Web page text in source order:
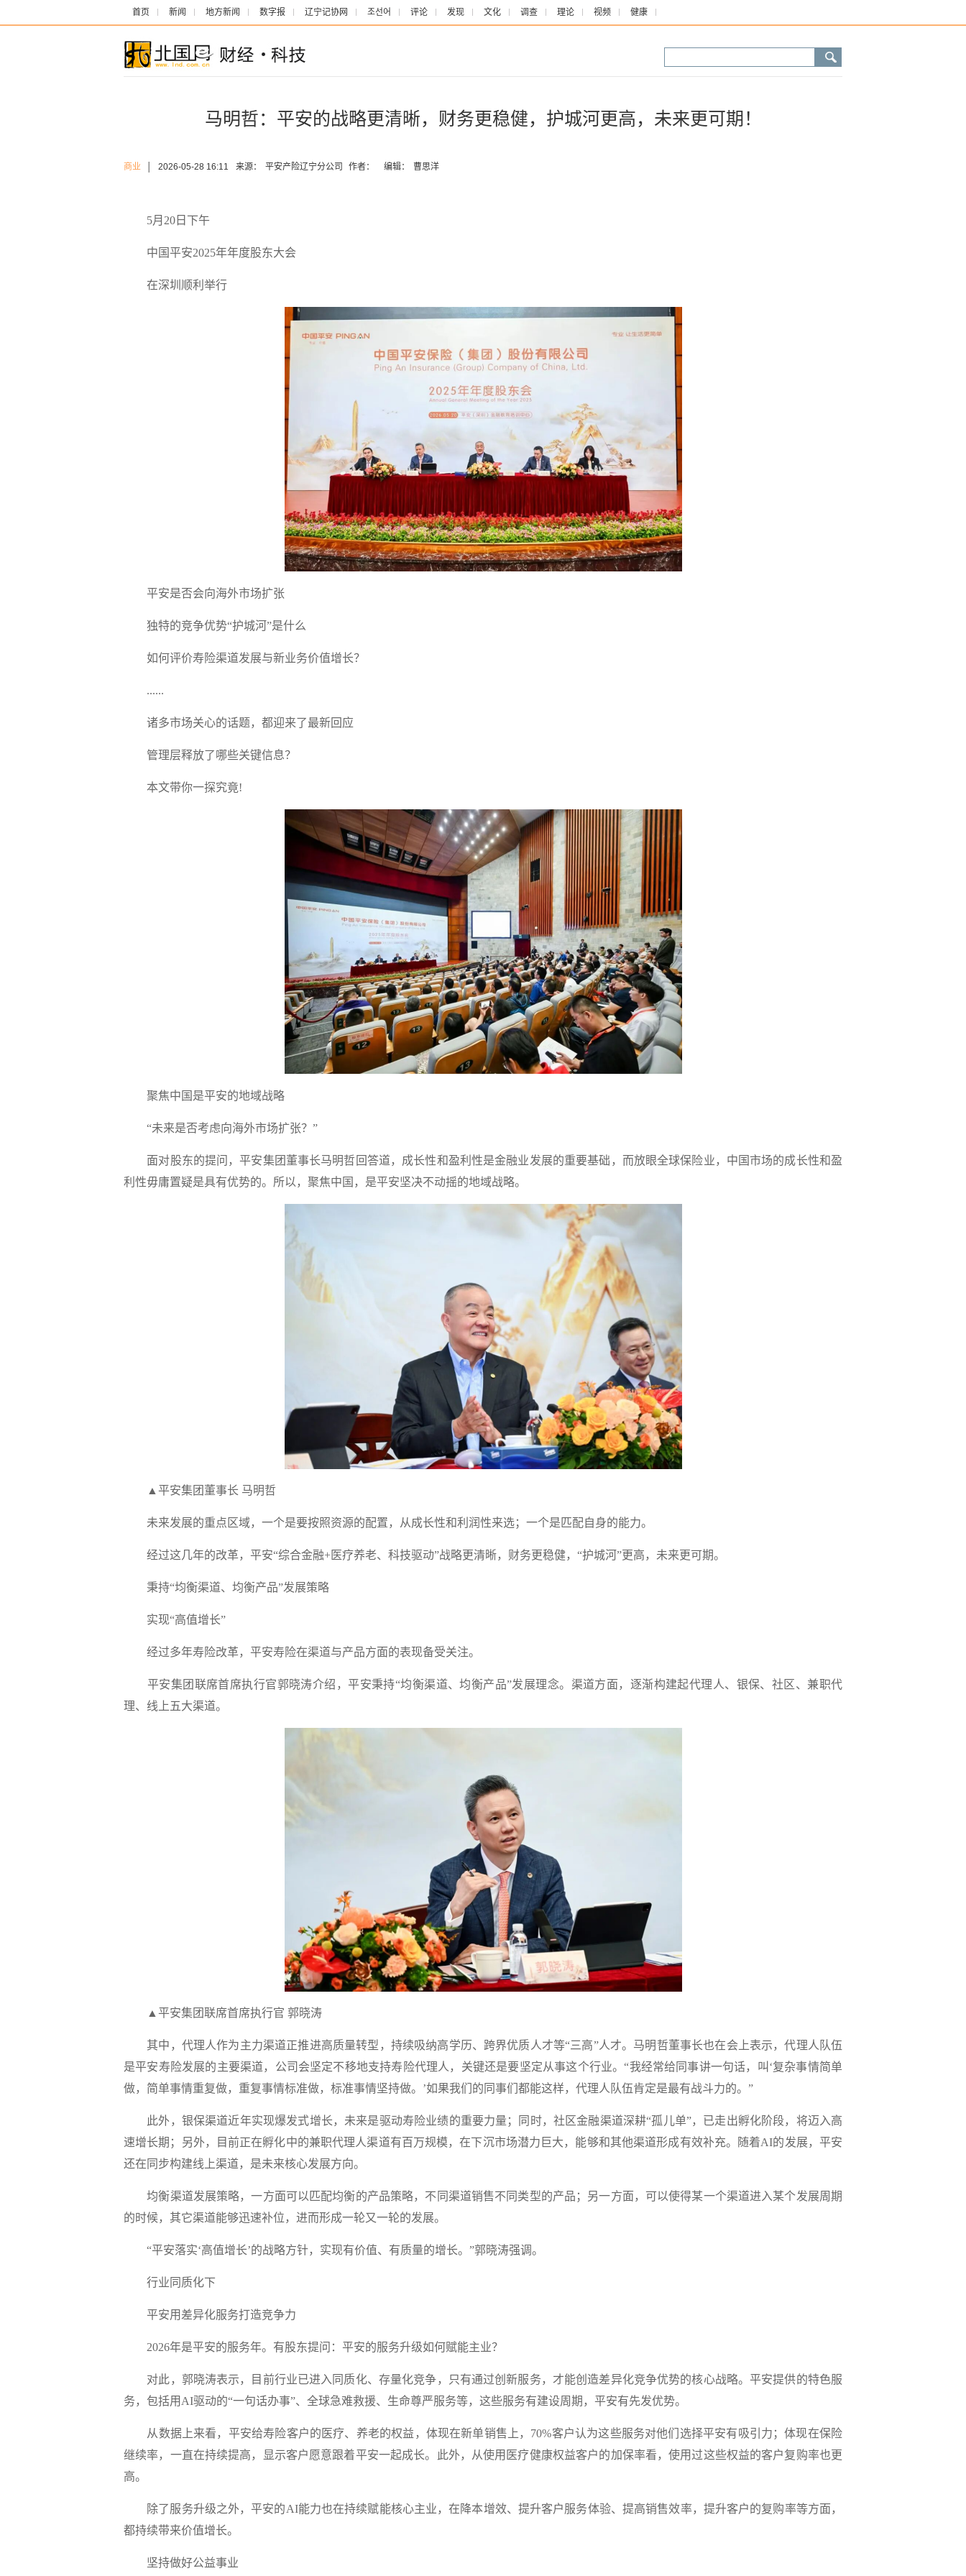
首页 新闻 地方新闻 数字报 辽宁记协网 조선어 评论 发现 文化 调查 理论 视频 健康
马明哲：平安的战略更清晰，财务更稳健，护城河更高，未来更可期！
商业 2026-05-28 16:11 来源： 平安产险辽宁分公司 作者： 编辑： 曹思洋
5月20日下午
中国平安2025年年度股东大会
在深圳顺利举行
平安是否会向海外市场扩张
独特的竞争优势“护城河”是什么
如何评价寿险渠道发展与新业务价值增长？
......
诸多市场关心的话题，都迎来了最新回应
管理层释放了哪些关键信息？
本文带你一探究竟!
聚焦中国是平安的地域战略
“未来是否考虑向海外市场扩张？”
面对股东的提问，平安集团董事长马明哲回答道，成长性和盈利性是金融业发展的重要基础，而放眼全球保险业，中国市场的成长性和盈
利性毋庸置疑是具有优势的。所以，聚焦中国，是平安坚决不动摇的地域战略。
▲平安集团董事长 马明哲
未来发展的重点区域，一个是要按照资源的配置，从成长性和利润性来选；一个是匹配自身的能力。
经过这几年的改革，平安“综合金融+医疗养老、科技驱动”战略更清晰，财务更稳健，“护城河”更高，未来更可期。
秉持“均衡渠道、均衡产品”发展策略
实现“高值增长”
经过多年寿险改革，平安寿险在渠道与产品方面的表现备受关注。
平安集团联席首席执行官郭晓涛介绍，平安秉持“均衡渠道、均衡产品”发展理念。渠道方面，逐渐构建起代理人、银保、社区、兼职代
理、线上五大渠道。
▲平安集团联席首席执行官 郭晓涛
其中，代理人作为主力渠道正推进高质量转型，持续吸纳高学历、跨界优质人才等“三高”人才。马明哲董事长也在会上表示，代理人队伍
是平安寿险发展的主要渠道，公司会坚定不移地支持寿险代理人，关键还是要坚定从事这个行业。“我经常给同事讲一句话，叫‘复杂事情简单
做，简单事情重复做，重复事情标准做，标准事情坚持做。’如果我们的同事们都能这样，代理人队伍肯定是最有战斗力的。”
此外，银保渠道近年实现爆发式增长，未来是驱动寿险业绩的重要力量；同时，社区金融渠道深耕“孤儿单”，已走出孵化阶段，将迈入高
速增长期；另外，目前正在孵化中的兼职代理人渠道有百万规模，在下沉市场潜力巨大，能够和其他渠道形成有效补充。随着AI的发展，平安
还在同步构建线上渠道，是未来核心发展方向。
均衡渠道发展策略，一方面可以匹配均衡的产品策略，不同渠道销售不同类型的产品；另一方面，可以使得某一个渠道进入某个发展周期
的时候，其它渠道能够迅速补位，进而形成一轮又一轮的发展。
“平安落实‘高值增长’的战略方针，实现有价值、有质量的增长。”郭晓涛强调。
行业同质化下
平安用差异化服务打造竞争力
2026年是平安的服务年。有股东提问：平安的服务升级如何赋能主业？
对此，郭晓涛表示，目前行业已进入同质化、存量化竞争，只有通过创新服务，才能创造差异化竞争优势的核心战略。平安提供的特色服
务，包括用AI驱动的“一句话办事”、全球急难救援、生命尊严服务等，这些服务有建设周期，平安有先发优势。
从数据上来看，平安给寿险客户的医疗、养老的权益，体现在新单销售上，70%客户认为这些服务对他们选择平安有吸引力；体现在保险
继续率，一直在持续提高，显示客户愿意跟着平安一起成长。此外，从使用医疗健康权益客户的加保率看，使用过这些权益的客户复购率也更
高。
除了服务升级之外，平安的AI能力也在持续赋能核心主业，在降本增效、提升客户服务体验、提高销售效率，提升客户的复购率等方面，
都持续带来价值增长。
坚持做好公益事业